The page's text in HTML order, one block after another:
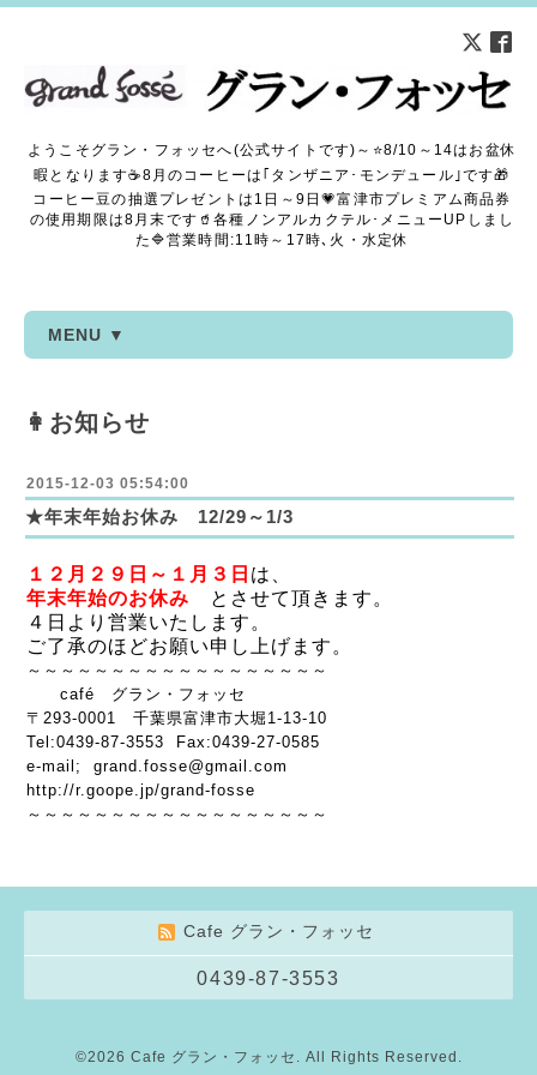
ようこそグラン・フォッセへ(公式サイトです)～⭐8/10～14はお盆休
暇となります☕8月のコーヒーは｢タンザニア･モンデュール｣です🎁
コーヒー豆の抽選プレゼントは1日～9日💗富津市プレミアム商品券
の使用期限は8月末です🥤各種ノンアルカクテル･メニューUPしまし
た🔷営業時間:11時～17時､火・水定休
MENU ▼
👩お知らせ
2015-12-03 05:54:00
★年末年始お休み 12/29～1/3
１２月２９日～１月３日 は、
年末年始のお休み とさせて頂きます。
４日より営業いたします。
ご了承のほどお願い申し上げます。
～～～～～～～～～～～～～～～～～～
café グラン・フォッセ
〒293-0001 千葉県富津市大堀1-13-10
Tel:0439-87-3553 Fax:0439-27-0585
e-mail; grand.fosse@gmail.com
http://r.goope.jp/grand-fosse
～～～～～～～～～～～～～～～～～～
Cafe グラン・フォッセ
0439-87-3553
©2026 Cafe グラン・フォッセ . All Rights Reserved.